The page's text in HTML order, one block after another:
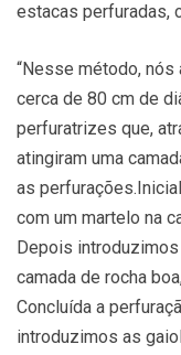
estacas perfuradas,
“Nesse método,
cerca de 80 cm de
perfuratrizes que,
atingiram uma
as
com um martelo na
Depois
camada de rocha
Concluída a
introduzimos as